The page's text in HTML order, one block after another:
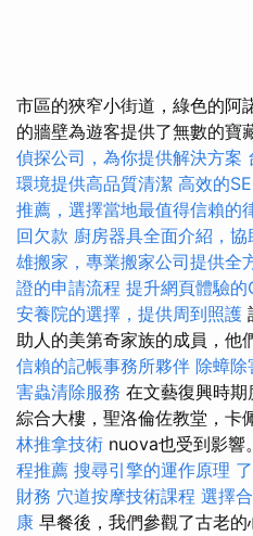
市區的狹窄小街道，綠色的阿
的牆壁為遊客提供了無數的寶
偵探公司，為你提供解決方案
環境提供高品質清潔 高效的
推薦，選擇當地最值得信賴的
回欠款 廚房器具全面介紹，
雄搬家，專業搬家公司提供全
證的申請流程 提升網頁體驗
安養院的選擇，提供周到照護
助人的美第奇家族的成員，他
信賴的記帳事務所夥伴 除蟑除
害蟲清除服務 在文藝復興時
綜合大樓，聖洛倫佐教堂，卡
林推拿技術 nuova也受到影響
程推薦 搜尋引擎的運作原理
財務 穴道按摩技術課程 選擇
康 早餐後，我們參觀了古老